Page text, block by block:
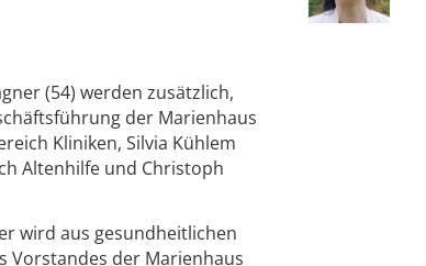
(54) werden zusätzlich,
der Marienhaus
Kliniken, Silvia Kühlem
Altenhilfe und Christoph
wird aus gesundheitlichen
Vorstandes der Marienhaus